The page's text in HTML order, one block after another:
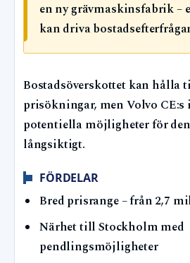
en ny grävmaskinsfabrik –
kan driva
Bostadsöverskottet kan hålla
prisökningar, men Volvo
potentiella möjligheter för
långsiktigt.
FÖRDELAR
Bred prisrange – från 2,7
Närhet till Stockholm med
pendlingsmöjligheter